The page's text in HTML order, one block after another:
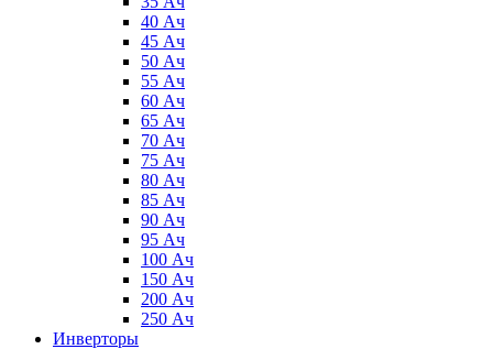
40 Ач
45 Ач
50 Ач
55 Ач
60 Ач
65 Ач
70 Ач
75 Ач
80 Ач
85 Ач
90 Ач
95 Ач
100 Ач
150 Ач
200 Ач
250 Ач
Инверторы